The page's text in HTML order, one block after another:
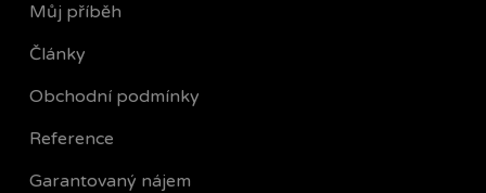
Můj příběh
Články
Obchodní podmínky
Reference
Garantovaný nájem